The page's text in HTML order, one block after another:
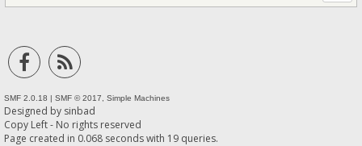
SMF 2.0.18 | SMF © 2017 Simple Machines
Designed by sinbad
Copy Left - No rights reserved
Page created in 0.068 seconds with 19 queries.